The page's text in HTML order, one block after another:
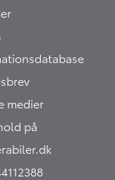
medier
på